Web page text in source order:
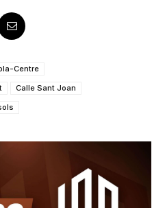
Centre
Calle Sant Joan